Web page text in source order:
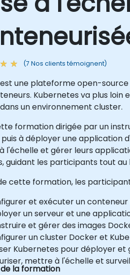
(7 Nos clients témoignent)
une plateforme open-
Kubernetes va plus
un environnement cluster.
formation dirigée par un
puis à déployer une
l'échelle et gérer leurs
guidant les participants tout
cette formation, les
et exécuter un conteneur
un serveur et une
et gérer des images
un cluster Docker et
Kubernetes pour déployer
mettre à l'échelle et
la formation